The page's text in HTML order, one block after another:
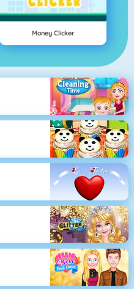
Money Clicker